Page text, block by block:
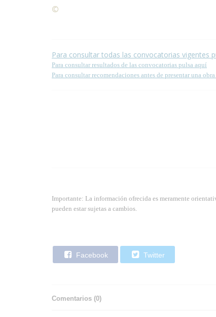
©
Para consultar todas las convocatorias vigentes
Para consultar resultados de las convocatorias pulsa aquí
Para consultar recomendaciones antes de presentar una
Importante: La información ofrecida es meramente
pueden estar sujetas a cambios.
Facebook Twitter
Comentarios (0)